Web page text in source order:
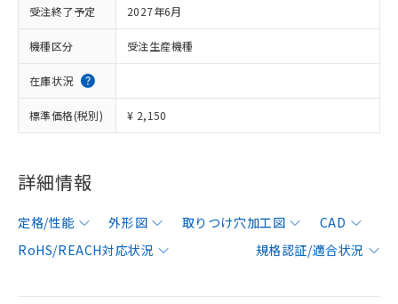
受注終了予定 2027年6月
機種区分 受注生産機種
在庫状況
標準価格(税別) ¥ 2,150
詳細情報
定格/性能 外形図 取りつけ穴加工図
CAD
RoHS/REACH対応状況
規格認証/適合状況